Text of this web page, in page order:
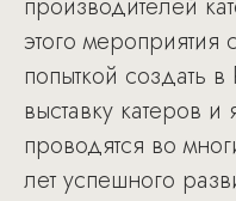
этого мероприятия
попыткой создать
выставку катеров
проводятся во
лет успешного